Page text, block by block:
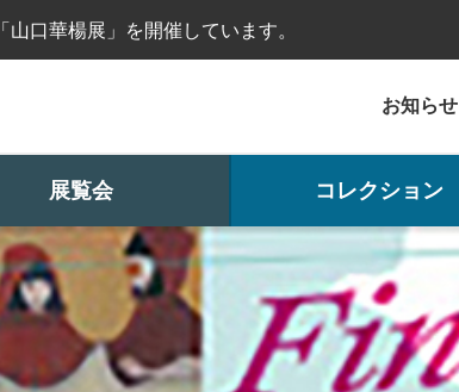
「山口華楊展」を開催しています。
お知らせ
展覧会 コレクション